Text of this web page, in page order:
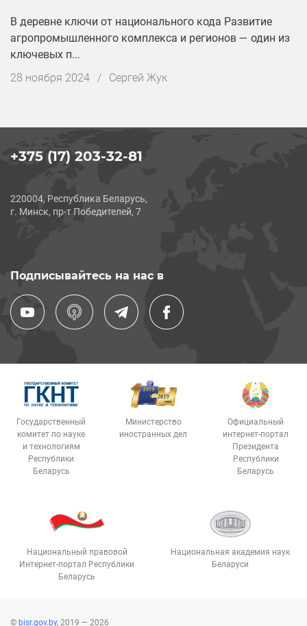
В деревне ключи от национального кода Развитие
агропромышленного комплекса и регионов — один из
ключевых п...
Дата
28 ноября 2024 / Сергей Жук
+375 (17) 203-32-81
220004, Республика Беларусь,
г. Минск, пр-т Победителей, 7
Подписывайтесь на нас в
Государственный
комитет по науке
и технологиям
Республики
Беларусь
Министерство
иностранных дел
Официальный
интернет-портал
Президента
Республики
Беларусь
Национальный правовой
Интернет-портал Республики
Беларусь
Национальная академия наук
Беларуси
© bisr.gov.by, 2019 — 2026